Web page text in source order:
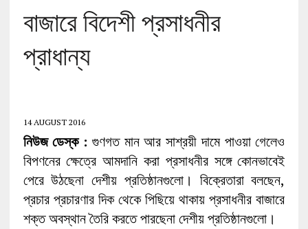
বাজারে বিদেশী প্রসাধনীর
প্রাধান্য
14 AUGUST 2016
নিউজ ডেস্ক : গুণগত মান আর সাশ্রয়ী দামে পাওয়া গেলেও
বিপণনের ক্ষেত্রে আমদানি করা প্রসাধনীর সঙ্গে কোনভাবেই
পেরে উঠছেনা দেশীয় প্রতিষ্ঠানগুলো। বিক্রেতারা বলছেন,
প্রচার প্রচারণার দিক থেকে পিছিয়ে থাকায় প্রসাধনীর বাজারে
শক্ত অবস্থান তৈরি করতে পারছেনা দেশীয় প্রতিষ্ঠানগুলো।